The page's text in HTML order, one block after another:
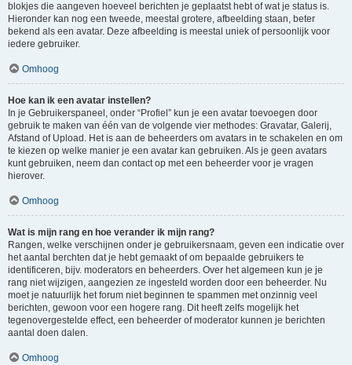
blokjes die aangeven hoeveel berichten je geplaatst hebt of wat je status is.
Hieronder kan nog een tweede, meestal grotere, afbeelding staan, beter
bekend als een avatar. Deze afbeelding is meestal uniek of persoonlijk voor
iedere gebruiker.
Omhoog
Hoe kan ik een avatar instellen?
In je Gebruikerspaneel, onder “Profiel” kun je een avatar toevoegen door
gebruik te maken van één van de volgende vier methodes: Gravatar, Galerij,
Afstand of Upload. Het is aan de beheerders om avatars in te schakelen en om
te kiezen op welke manier je een avatar kan gebruiken. Als je geen avatars
kunt gebruiken, neem dan contact op met een beheerder voor je vragen
hierover.
Omhoog
Wat is mijn rang en hoe verander ik mijn rang?
Rangen, welke verschijnen onder je gebruikersnaam, geven een indicatie over
het aantal berchten dat je hebt gemaakt of om bepaalde gebruikers te
identificeren, bijv. moderators en beheerders. Over het algemeen kun je je
rang niet wijzigen, aangezien ze ingesteld worden door een beheerder. Nu
moet je natuurlijk het forum niet beginnen te spammen met onzinnig veel
berichten, gewoon voor een hogere rang. Dit heeft zelfs mogelijk het
tegenovergestelde effect, een beheerder of moderator kunnen je berichten
aantal doen dalen.
Omhoog